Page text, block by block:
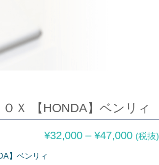
Ｘ 【HONDA】ベンリィ
¥32,000 – ¥47,000 (税抜)
】ベンリィ